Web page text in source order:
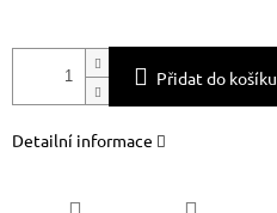
Přidat do košíku
Detailní informace